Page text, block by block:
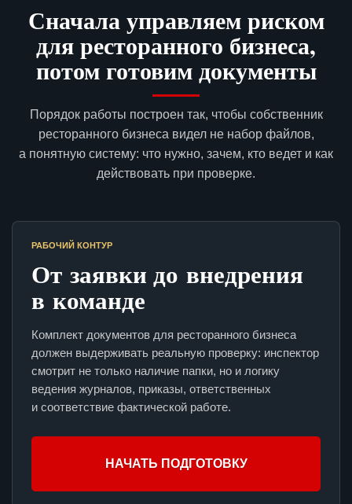
Сначала управляем риском
для ресторанного бизнеса,
потом готовим документы
Порядок работы построен так, чтобы собственник
ресторанного бизнеса видел не набор файлов,
а понятную систему: что нужно, зачем, кто ведет и как
действовать при проверке.
РАБОЧИЙ КОНТУР
От заявки до внедрения
в команде
Комплект документов для ресторанного бизнеса
должен выдерживать реальную проверку: инспектор
смотрит не только наличие папки, но и логику
ведения журналов, приказы, ответственных
и соответствие фактической работе.
НАЧАТЬ ПОДГОТОВКУ